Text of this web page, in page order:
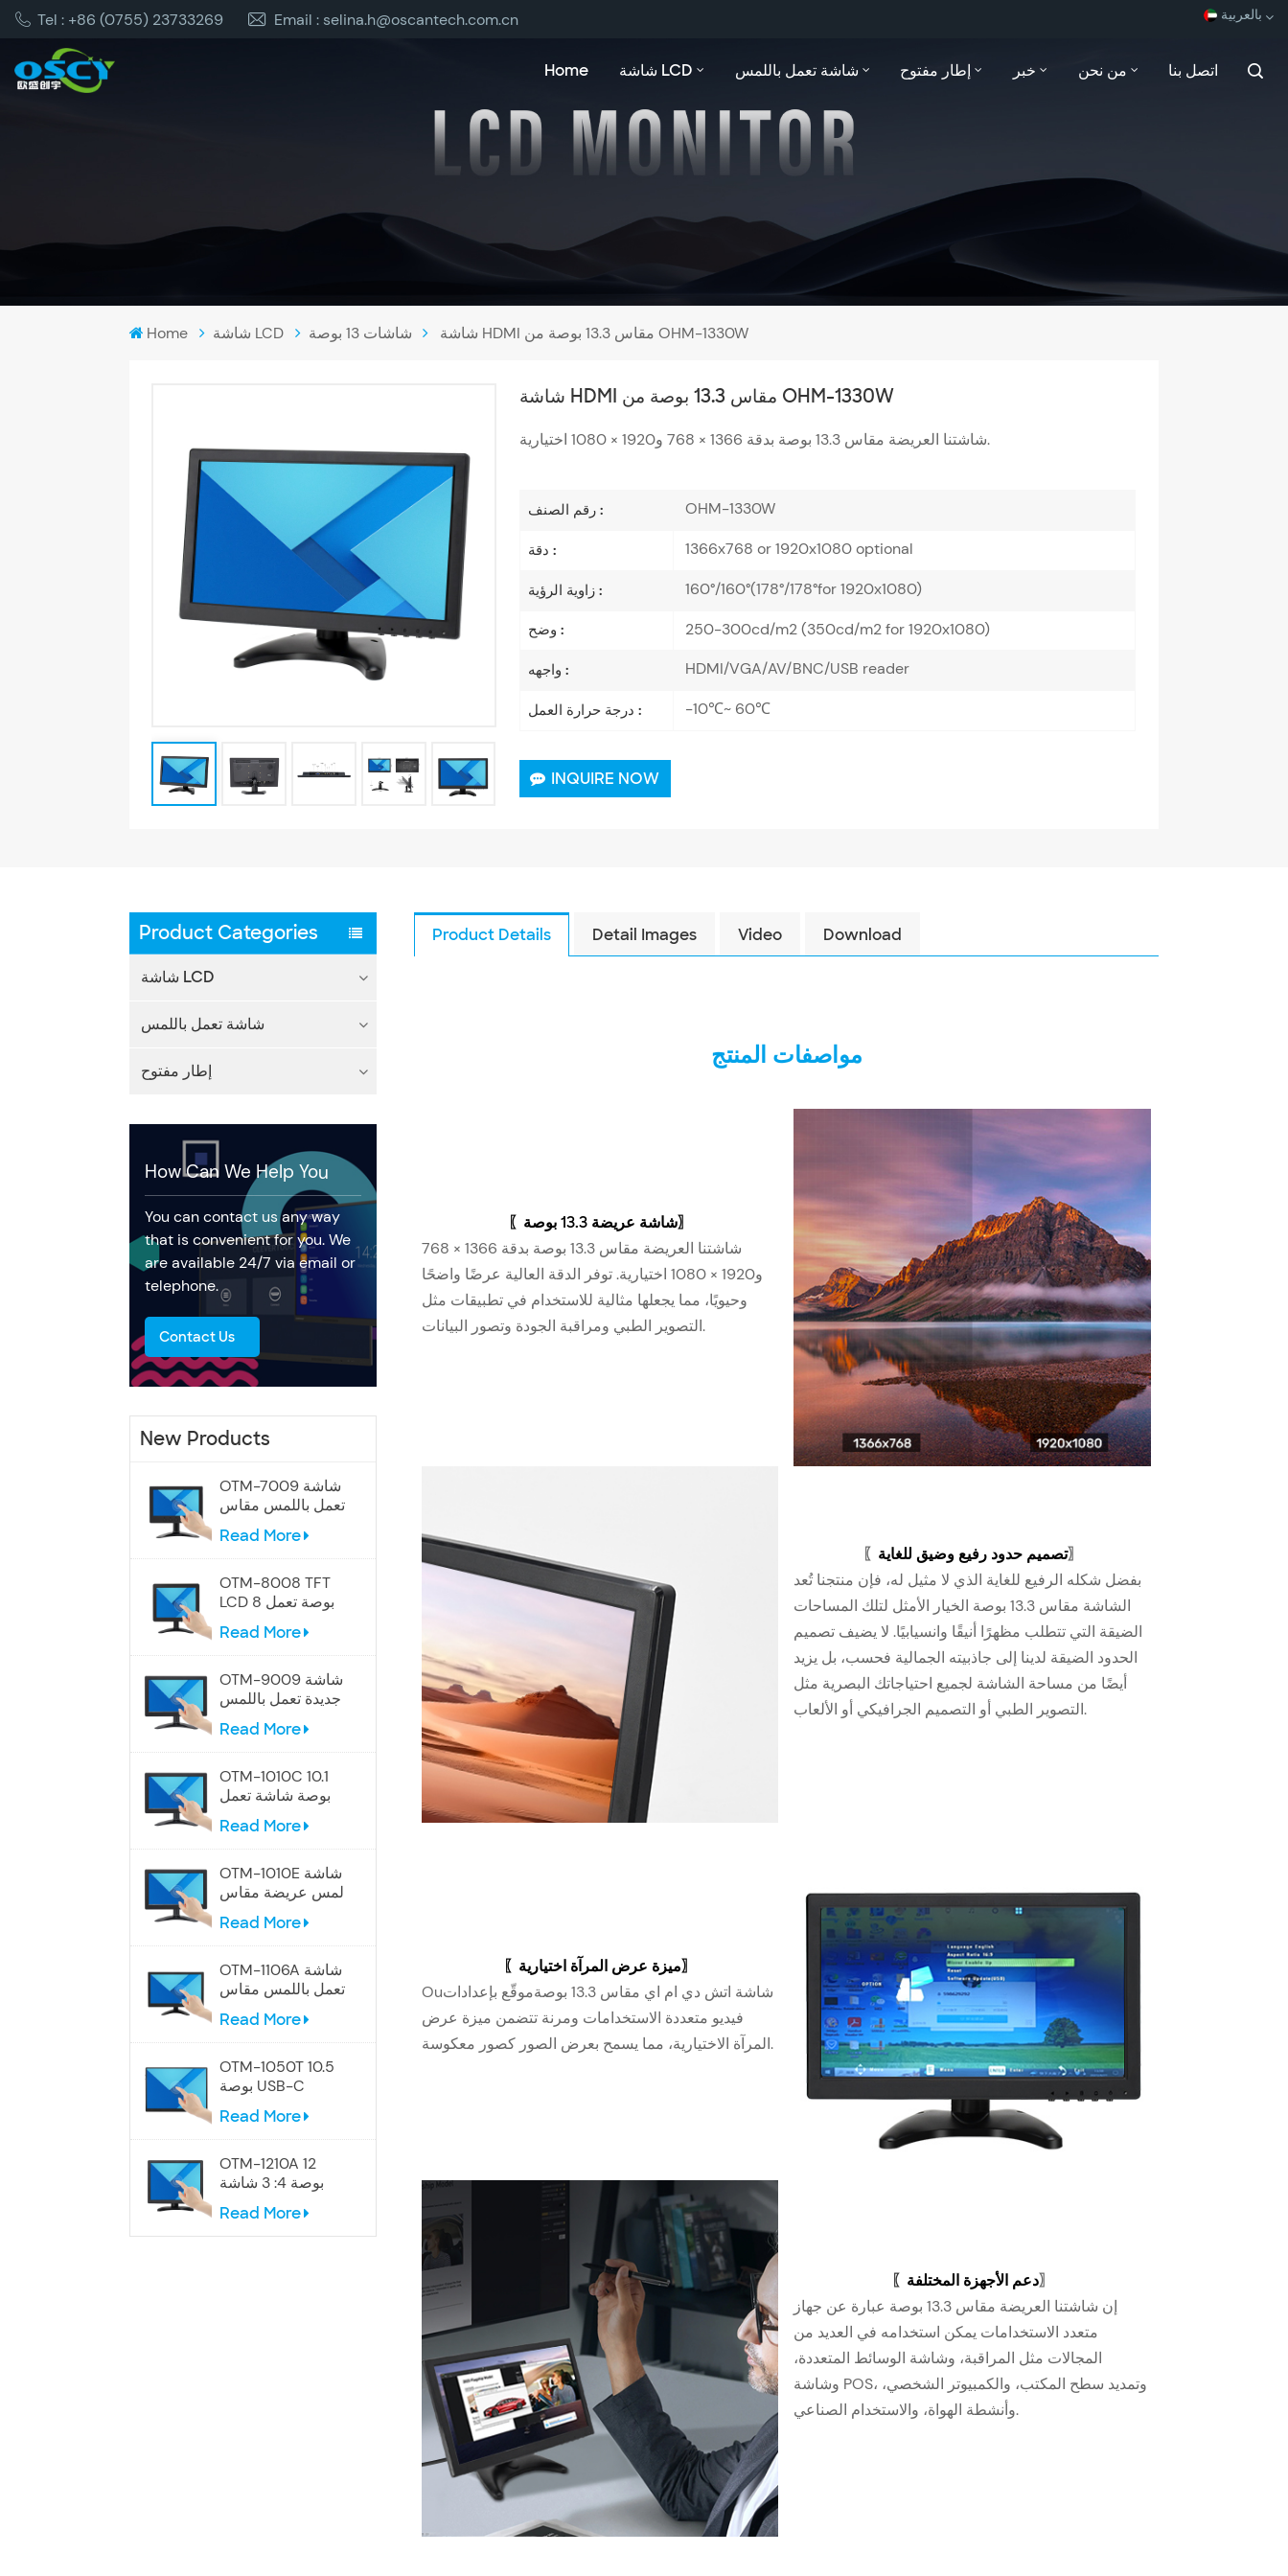
Tel : +86 (0755) 23733269 Email : selina.h@oscantech.com.cn بالعربية
Home شاشة LCD شاشة تعمل باللمس إطار مفتوح خبر من نحن اتصل بنا
Home شاشة LCD شاشات 13 بوصة شاشة HDMI مقاس 13.3 بوصة من OHM-1330W
شاشة HDMI مقاس 13.3 بوصة من OHM-1330W
شاشتنا العريضة مقاس 13.3 بوصة بدقة 1366 × 768 و1920 × 1080 اختيارية.
رقم الصنف : OHM-1330W
دقة : 1366x768 or 1920x1080 optional
زاوية الرؤية : 160°/160°(178°/178°for 1920x1080)
وضح : 250-300cd/m2 (350cd/m2 for 1920x1080)
واجهه : HDMI/VGA/AV/BNC/USB reader
درجة حرارة العمل : -10℃~ 60℃
INQUIRE NOW
Product Categories
شاشة LCD
شاشة تعمل باللمس
إطار مفتوح
How Can We Help You
You can contact us any way
that is convenient for you. We
are available 24/7 via email or
telephone.
Contact Us
New Products
OTM-7009 شاشة
تعمل باللمس مقاس
7 بوصات
Read More
OTM-8008 TFT
LCD 8 بوصة تعمل
باللمس
Read More
OTM-9009 شاشة
جديدة تعمل باللمس
Read More
OTM-1010C 10.1
بوصة شاشة تعمل
باللمس الصناعية
Read More
OTM-1010E شاشة
لمس عريضة مقاس
10.1 بوصة
Read More
OTM-1106A شاشة
تعمل باللمس مقاس
12 بوصة
Read More
OTM-1050T 10.5
بوصة USB-C
شاشة تعمل باللمس
المحمولة
Read More
OTM-1210A 12
بوصة 4: 3 شاشة
تعمل باللمس
Read More
Product Details Detail Images Video Download
مواصفات المنتج
〖 شاشة عريضة 13.3 بوصة〗
شاشتنا العريضة مقاس 13.3 بوصة بدقة 1366 × 768
و1920 × 1080 اختيارية. توفر الدقة العالية عرضًا واضحًا
وحيويًا، مما يجعلها مثالية للاستخدام في تطبيقات مثل
التصوير الطبي ومراقبة الجودة وتصور البيانات.
〖 تصميم حدود رفيع وضيق للغاية〗
بفضل شكله الرفيع للغاية الذي لا مثيل له، فإن منتجنا تُعد
الشاشة مقاس 13.3 بوصة الخيار الأمثل لتلك المساحات
الضيقة التي تتطلب مظهرًا أنيقًا وانسيابيًا. لا يضيف تصميم
الحدود الضيقة لدينا إلى جاذبيته الجمالية فحسب، بل يزيد
أيضًا من مساحة الشاشة لجميع احتياجاتك البصرية مثل
التصوير الطبي أو التصميم الجرافيكي أو الألعاب.
〖ميزة عرض المرآة اختيارية〗
Ou
شاشة اتش دي ام اي مقاس 13.3 بوصة
موقّع بإعدادات
فيديو متعددة الاستخدامات ومرنة تتضمن ميزة عرض
المرآة الاختيارية، مما يسمح بعرض الصور كصور معكوسة.
〖 دعم الأجهزة المختلفة〗
إن شاشتنا العريضة مقاس 13.3 بوصة عبارة عن جهاز
متعدد الاستخدامات يمكن استخدامه في العديد من
المجالات مثل المراقبة، وشاشة الوسائط المتعددة،
وشاشة POS، وتمديد سطح المكتب، والكمبيوتر الشخصي،
وأنشطة الهواة، والاستخدام الصناعي.